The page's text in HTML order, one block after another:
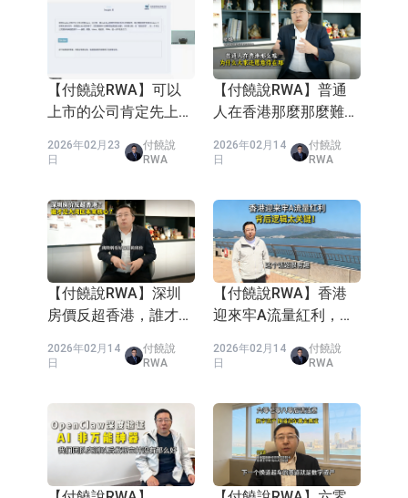
【付饒說RWA】入駐
件可以申請什麼補貼
2026年02月14
日
付饒說
RWA
私隱政策 關於我們 聯繫我們廣告服務
版權所有 © 2026 現代電視 FinTV All rights
reserved.